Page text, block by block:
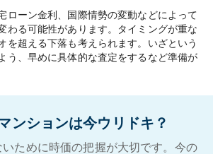
ローン金利、国際情勢の変動などによって
わる可能性があります。タイミングが重な
を超える下落も考えられます。いざという
う、早めに具体的な査定をするなど準備が
ンションは今ウリドキ？
ために時価の把握が大切です。今の